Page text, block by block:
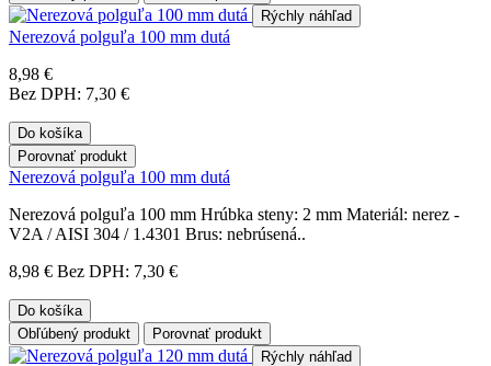
Rýchly náhľad
Nerezová polguľa 100 mm dutá
8,98 €
Bez DPH: 7,30 €
Do košíka
Porovnať produkt
Nerezová polguľa 100 mm dutá
Nerezová polguľa 100 mm Hrúbka steny: 2 mm Materiál: nerez -
V2A / AISI 304 / 1.4301 Brus: nebrúsená..
8,98 € Bez DPH: 7,30 €
Do košíka
Obľúbený produkt
Porovnať produkt
Rýchly náhľad